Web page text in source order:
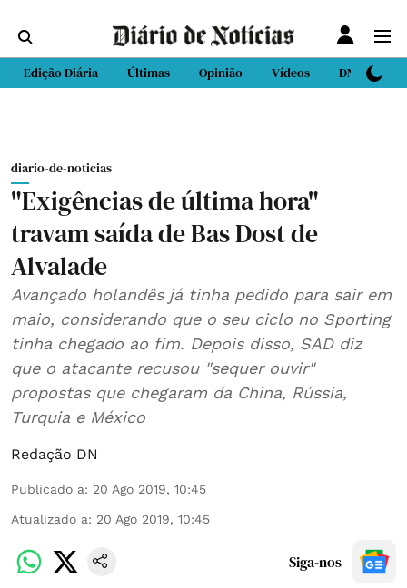
Edição Diária Últimas Opinião Vídeos DN Sport
diario-de-noticias
"Exigências de última hora"
travam saída de Bas Dost de
Alvalade
Avançado holandês já tinha pedido para sair em
maio, considerando que o seu ciclo no Sporting
tinha chegado ao fim. Depois disso, SAD diz
que o atacante recusou "sequer ouvir"
propostas que chegaram da China, Rússia,
Turquia e México
Redação DN
Publicado a: 20 Ago 2019, 10:45
Atualizado a: 20 Ago 2019, 10:45
Siga-nos